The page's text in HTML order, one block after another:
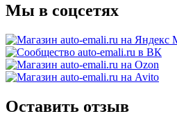
Мы в соцсетях
Оставить отзыв